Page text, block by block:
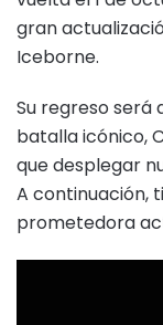
gran
Iceborne.
Su regreso será
batalla icónico,
que desplegar
A continuación,
prometedora